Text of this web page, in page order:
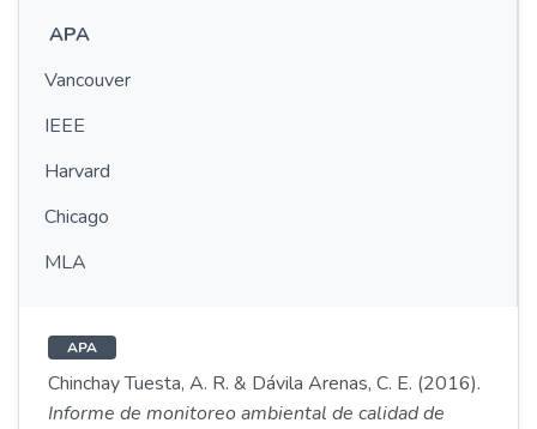
APA
Vancouver
IEEE
Harvard
Chicago
MLA
APA
Chinchay Tuesta, A. R. & Dávila Arenas, C. E. (2016).
Informe de monitoreo ambiental de calidad de